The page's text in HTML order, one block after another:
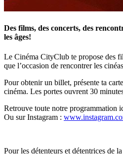
Des films, des concerts, des
les âges!
Le Cinéma CityClub te propose des
que l’occasion de rencontrer les
Pour obtenir un billet, présente ta
cinéma. Les portes ouvrent 30
Retrouve toute notre programmation
Ou sur Instagram :
Pour les détenteurs et détentrices de